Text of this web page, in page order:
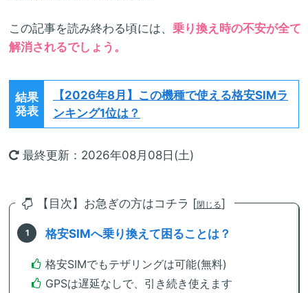
この記事を読み終わる頃には、 乗り換え時の不安が全て
解消されるでしょう。
結果
発表
【2026年8月】 この機種で使える格安SIMラ
ンキング1位は？
最終更新：2026年08月08日(土)
【目次】お急ぎの方はコチラ [閉じる]
格安SIMへ乗り換えて困ることは？
格安SIMでもテザリングは可能(無料)
GPSは遅延なしで、引き続き使えます